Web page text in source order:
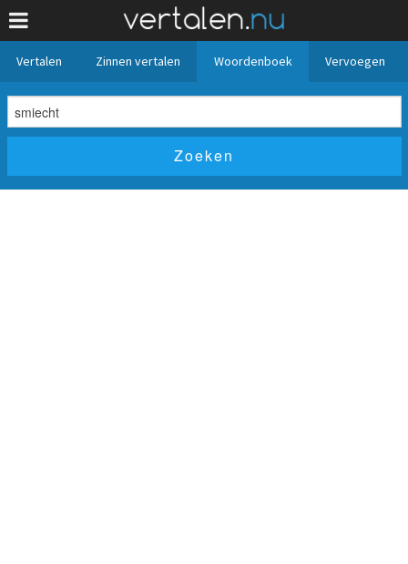
Vertalen Zinnen vertalen Woordenboek Vervoegen